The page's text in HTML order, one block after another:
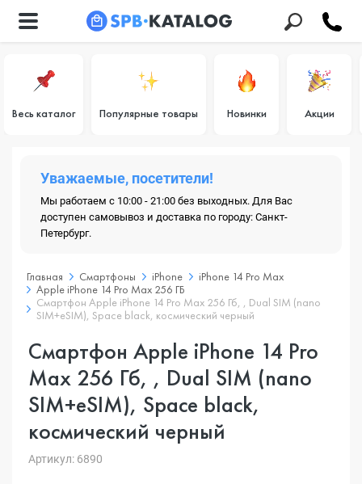
Весь каталог Популярные товары Новинки Акции
Уважаемые, посетители!
Мы работаем с 10:00 - 21:00 без выходных. Для Вас
доступен самовывоз и доставка по городу: Санкт-
Петербург.
Главная Смартфоны iPhone
iPhone 14 Pro Max
Apple iPhone 14 Pro Max 256 ГБ
Смартфон Apple iPhone 14 Pro Max 256 Гб, , Dual SIM (nano
SIM+eSIM), Space black, космический черный
Смартфон Apple iPhone 14 Pro
Max 256 Гб, , Dual SIM (nano
SIM+eSIM), Space black,
космический черный
Артикул: 6890